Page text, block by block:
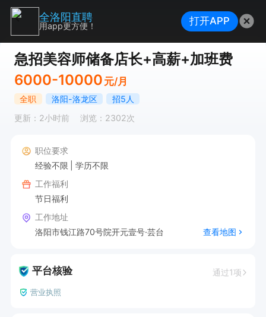
急招美容师储备店长+高薪+加班费
6000-10000 元/月
全职 洛阳-洛龙区
招5人
更新：2小时前
浏览：2302次
职位要求
经验不限
学历不限
工作福利
节日福利
工作地址
洛阳市钱江路70号院开元壹号·芸台
查看地图
平台核验 通过1项
营业执照
全洛阳直聘
用app更方便！ 打开APP